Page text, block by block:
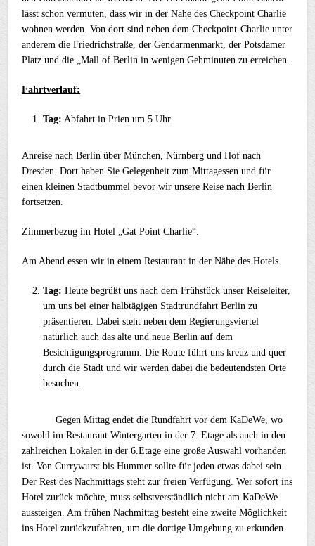
lässt schon vermuten, dass wir in der Nähe des Checkpoint Charlie
wohnen werden. Von dort sind neben dem Checkpoint-Charlie unter
anderem die Friedrichstraße, der Gendarmenmarkt, der Potsdamer
Platz und die „Mall of Berlin in wenigen Gehminuten zu erreichen.
Fahrtverlauf:
Tag: Abfahrt in Prien um 5 Uhr
Anreise nach Berlin über München, Nürnberg und Hof nach
Dresden. Dort haben Sie Gelegenheit zum Mittagessen und für
einen kleinen Stadtbummel bevor wir unsere Reise nach Berlin
fortsetzen.
Zimmerbezug im Hotel „Gat Point Charlie“.
Am Abend essen wir in einem Restaurant in der Nähe des Hotels.
Tag:Heute begrüßt uns nach dem Frühstück unser Reiseleiter,
um uns bei einer halbtägigen Stadtrundfahrt Berlin zu
präsentieren. Dabei steht neben dem Regierungsviertel
natürlich auch das alte und neue Berlin auf dem
Besichtigungsprogramm. Die Route führt uns kreuz und quer
durch die Stadt und wir werden dabei die bedeutendsten Orte
besuchen.
Gegen Mittag endet die Rundfahrt vor dem KaDeWe, wo
sowohl im Restaurant Wintergarten in der 7. Etage als auch in den
zahlreichen Lokalen in der 6.Etage eine große Auswahl vorhanden
ist. Von Currywurst bis Hummer sollte für jeden etwas dabei sein.
Der Rest des Nachmittags steht zur freien Verfügung. Wer sofort ins
Hotel zurück möchte, muss selbstverständlich nicht am KaDeWe
aussteigen. Am frühen Nachmittag besteht eine zweite Möglichkeit
ins Hotel zurückzufahren, um die dortige Umgebung zu erkunden.